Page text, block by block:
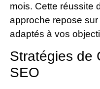
mois. Cette réussite
approche repose
adaptés à vos
Stratégies de
SEO